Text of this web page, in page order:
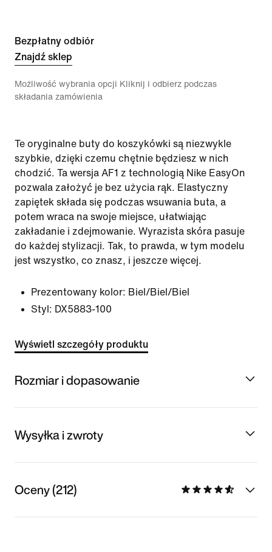
Bezpłatny odbiór
Znajdź sklep
Możliwość wybrania opcji Kliknij i odbierz podczas
składania zamówienia
Te oryginalne buty do koszykówki są niezwykle
szybkie, dzięki czemu chętnie będziesz w nich
chodzić. Ta wersja AF1 z technologią Nike EasyOn
pozwala założyć je bez użycia rąk. Elastyczny
zapiętek składa się podczas wsuwania buta, a
potem wraca na swoje miejsce, ułatwiając
zakładanie i zdejmowanie. Wyrazista skóra pasuje
do każdej stylizacji. Tak, to prawda, w tym modelu
jest wszystko, co znasz, i jeszcze więcej.
Prezentowany kolor: Biel/Biel/Biel
Styl: DX5883-100
Wyświetl szczegóły produktu
Rozmiar i dopasowanie
Wysyłka i zwroty
Oceny (212)